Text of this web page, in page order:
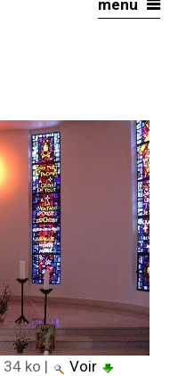
menu
34 ko |
Voir